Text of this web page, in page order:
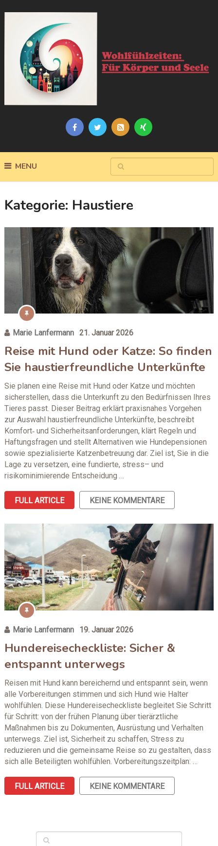
MENU
Kategorie: Haustiere
Marie Lanfermann 21. Januar 2026
Reise mit Hund oder Katze: So finden
Sie haustierfreundliche Unterkünfte
Sie planen eine Reise mit Hund oder Katze und möchten
sicherstellen, dass die Unterkunft zu den Bedürfnissen Ihres
Tieres passt. Dieser Beitrag erklärt praxisnahes Vorgehen
zur Auswahl haustierfreundliche Unterkünfte, beschreibt
Komfort‑ und Sicherheitsanforderungen, klärt Regeln und
Haftungsfragen und stellt Alternativen wie Hundepensionen
sowie spezialisierte Katzenbetreuung dar. Ziel ist, Sie in die
Lage zu versetzen, eine fundierte, stress– und
risikominimierende Entscheidung …
FULL ARTICLE KEINE KOMMENTARE
Marie Lanfermann 19. Januar 2026
Hundereisecheckliste: Sicher &
entspannt unterwegs
Reisen mit Hund kann bereichernd und entspannt sein, wenn
alle Vorbereitungen stimmen und sich Hund wie Halter
wohlfühlen. Diese Hundereisecheckliste begleitet Sie Schritt
für Schritt: von der frühen Planung über tierärztliche
Maßnahmen bis zu Dokumenten, Ausrüstung und Verhalten
unterwegs. Ziel ist, Sicherheit zu schaffen, Stress zu
reduzieren und die gemeinsame Reise so zu gestalten, dass
sich alle Beteiligten wohlfühlen. Vorbereitungszeitplan: …
FULL ARTICLE KEINE KOMMENTARE